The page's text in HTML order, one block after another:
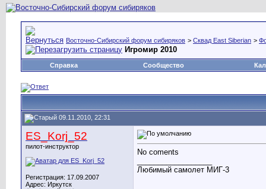
Восточно-Сибирский форум сибиряков > Сквад East Siberian >
Игромир 2010
Справка Сообщество
09.11.2010, 22:31
ES_Korj_52
пилот-инструктор
Регистрация: 17.09.2007
Адрес: Иркутск
No coments
Любимый самолет МИГ-3